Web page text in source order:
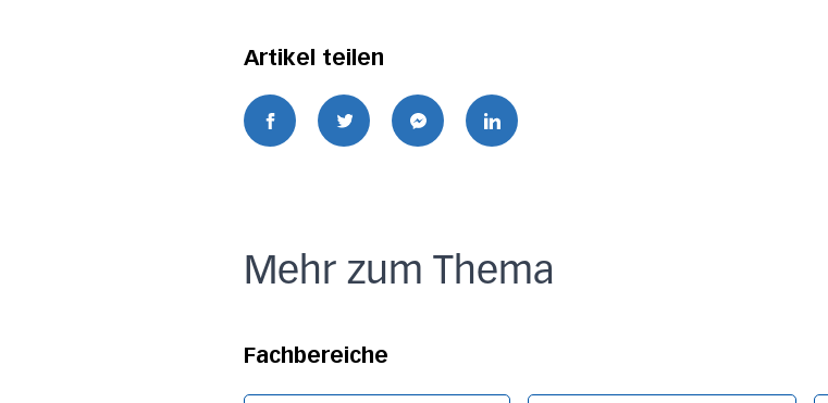
Artikel teilen
Mehr zum Thema
Fachbereiche